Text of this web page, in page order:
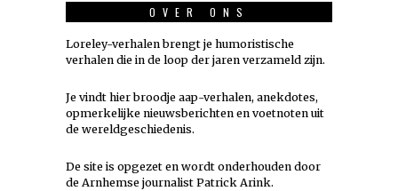
OVER ONS
Loreley-verhalen brengt je humoristische
verhalen die in de loop der jaren verzameld zijn.
Je vindt hier broodje aap-verhalen, anekdotes,
opmerkelijke nieuwsberichten en voetnoten uit
de wereldgeschiedenis.
De site is opgezet en wordt onderhouden door
de Arnhemse journalist Patrick Arink.